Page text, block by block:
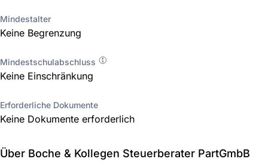
Mindestalter
Keine Begrenzung
Mindestschulabschluss
Keine Einschränkung
Erforderliche Dokumente
Keine Dokumente erforderlich
Über Boche & Kollegen Steuerberater PartGmbB